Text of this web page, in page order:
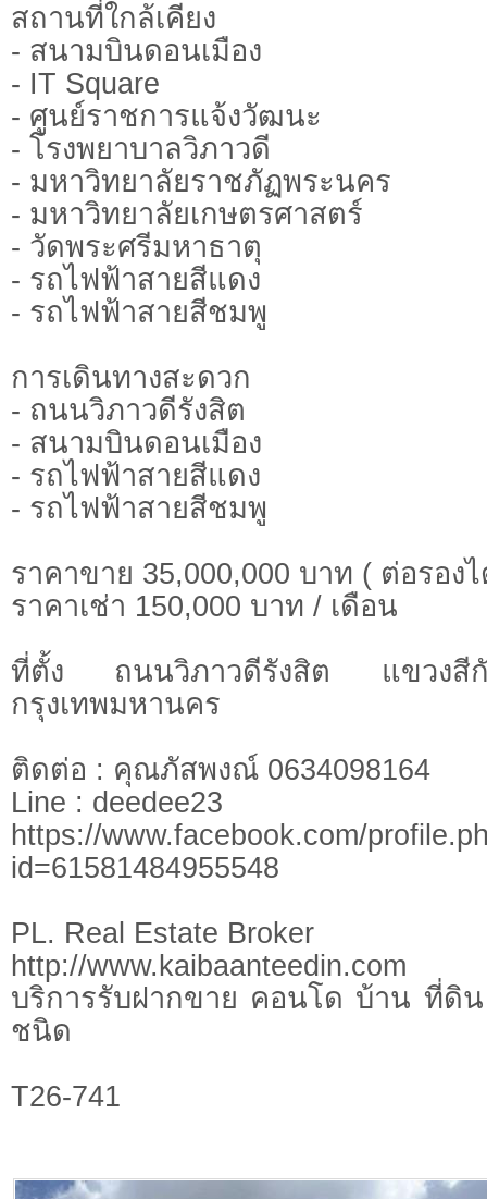
สถานที่ใกล้เคียง
- สนามบินดอนเมือง
- IT Square
- ศูนย์ราชการแจ้งวัฒนะ
- โรงพยาบาลวิภาวดี
- มหาวิทยาลัยราชภัฏพระนคร
- มหาวิทยาลัยเกษตรศาสตร์
- วัดพระศรีมหาธาตุ
- รถไฟฟ้าสายสีแดง
- รถไฟฟ้าสายสีชมพู
การเดินทางสะดวก
- ถนนวิภาวดีรังสิต
- สนามบินดอนเมือง
- รถไฟฟ้าสายสีแดง
- รถไฟฟ้าสายสีชมพู
ราคาขาย 35,000,000 บาท ( ต่อรอง
ราคาเช่า 150,000 บาท / เดือน
ที่ตั้ง ถนนวิภาวดีรังสิต แขวงสี
กรุงเทพมหานคร
ติดต่อ : คุณภัสพงณ์ 0634098164
Line : deedee23
https://www.facebook.com/
id=61581484955548
PL. Real Estate Broker
http://www.kaibaanteedin.com
บริการรับฝากขาย คอนโด บ้าน ที่ดิ
ชนิด
T26-741